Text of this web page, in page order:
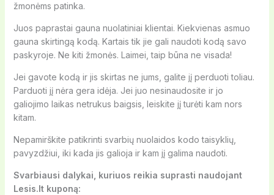
žmonėms patinka.
Juos paprastai gauna nuolatiniai klientai. Kiekvienas asmuo
gauna skirtingą kodą. Kartais tik jie gali naudoti kodą savo
paskyroje. Ne kiti žmonės. Laimei, taip būna ne visada!
Jei gavote kodą ir jis skirtas ne jums, galite jį perduoti toliau.
Parduoti jį nėra gera idėja. Jei juo nesinaudosite ir jo
galiojimo laikas netrukus baigsis, leiskite jį turėti kam nors
kitam.
Nepamirškite patikrinti svarbių nuolaidos kodo taisyklių,
pavyzdžiui, iki kada jis galioja ir kam jį galima naudoti.
Svarbiausi dalykai, kuriuos reikia suprasti naudojant
Lesis.lt kuponą: